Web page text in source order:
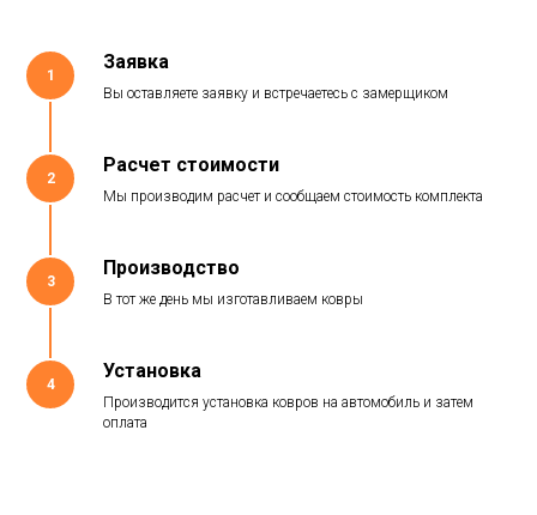
1
Заявка
Вы оставляете заявку и встречаетесь с замерщиком
2
Расчет стоимости
Мы производим расчет и сообщаем стоимость комплекта
3
Производство
В тот же день мы изготавливаем ковры
4
Установка
Производится установка ковров на автомобиль и затем
оплата